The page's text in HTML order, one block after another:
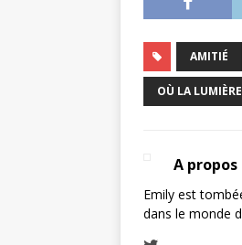
AMITIÉ
OÙ LA
A
Emily est
dans le monde